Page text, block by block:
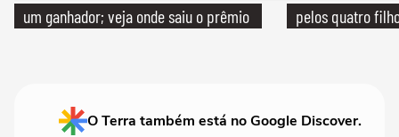
um ganhador; veja onde saiu o prêmio
pelos quatro
O Terra também está no Google Discover.